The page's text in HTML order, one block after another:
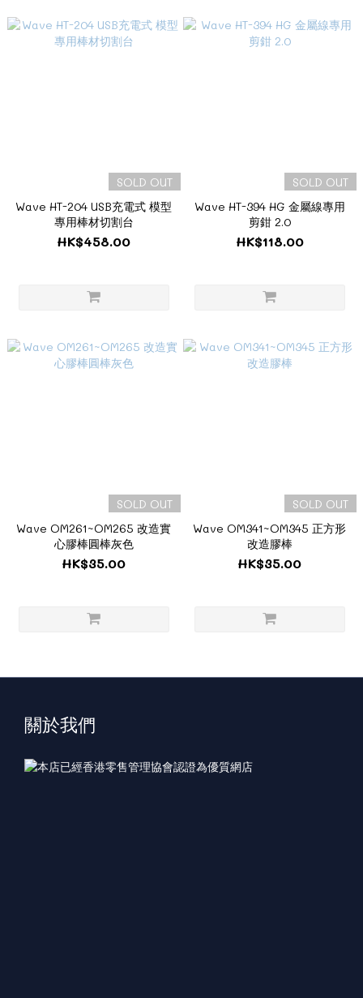
SOLD OUT
Wave HT-204 USB充電式 模型
專用棒材切割台
HK$458.00
SOLD OUT
Wave HT-394 HG 金屬線專用
剪鉗 2.0
HK$118.00
SOLD OUT
Wave OM261~OM265 改造實
心膠棒圓棒灰色
HK$35.00
SOLD OUT
Wave OM341~OM345 正方形
改造膠棒
HK$35.00
關於我們